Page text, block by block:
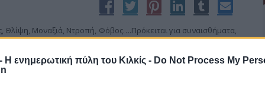
Η ενημερωτική πύλη του Κιλκίς - Do Not Process My
Μοναξιά, Ντροπή, Φόβος….Πρόκειται για συναισθήματα,
και τον εαυτό και μας «ταλαιπωρούν». Γιατί άραγε μας
(με γονείς, εκπαιδευτικούς, εφήβους, εθελοντές κ.ά.) που
"ΝΗΡΕΑΣ", παρατηρούμε ότι οι περισσότεροι άνθρωποι
τα συναισθήματα τους.